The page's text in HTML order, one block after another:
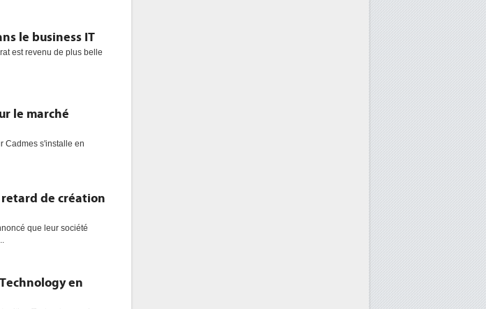
le business IT
est revenu de plus belle
le marché
Cadmes s'installe en
de création
que leur société
en